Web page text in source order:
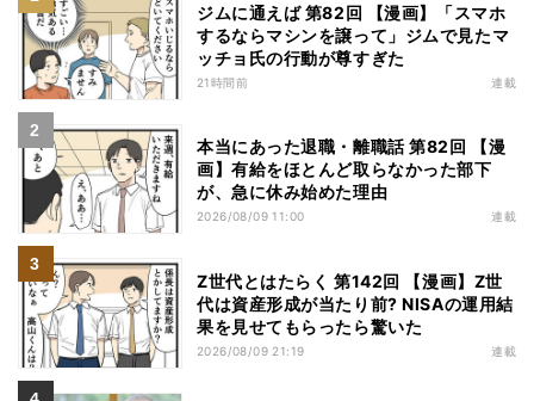
ジムに通えば 第82回 【漫画】「スマホ
するならマシンを譲って」ジムで見たマ
ッチョ氏の行動が尊すぎた
21時間前 連載
本当にあった退職・離職話 第82回 【漫
画】有給をほとんど取らなかった部下
が、急に休み始めた理由
2026/08/09 11:00 連載
Z世代とはたらく 第142回 【漫画】Z世
代は資産形成が当たり前? NISAの運用結
果を見せてもらったら驚いた
2026/08/09 21:19 連載